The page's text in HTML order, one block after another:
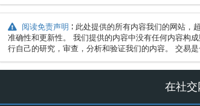
阅读免责声明 : 此处提供的所有内容我们的网站，
准确性和更新性。 我们提供的内容中没有任何内容构
行自己的研究，审查，分析和验证我们的内容。 交易
在社